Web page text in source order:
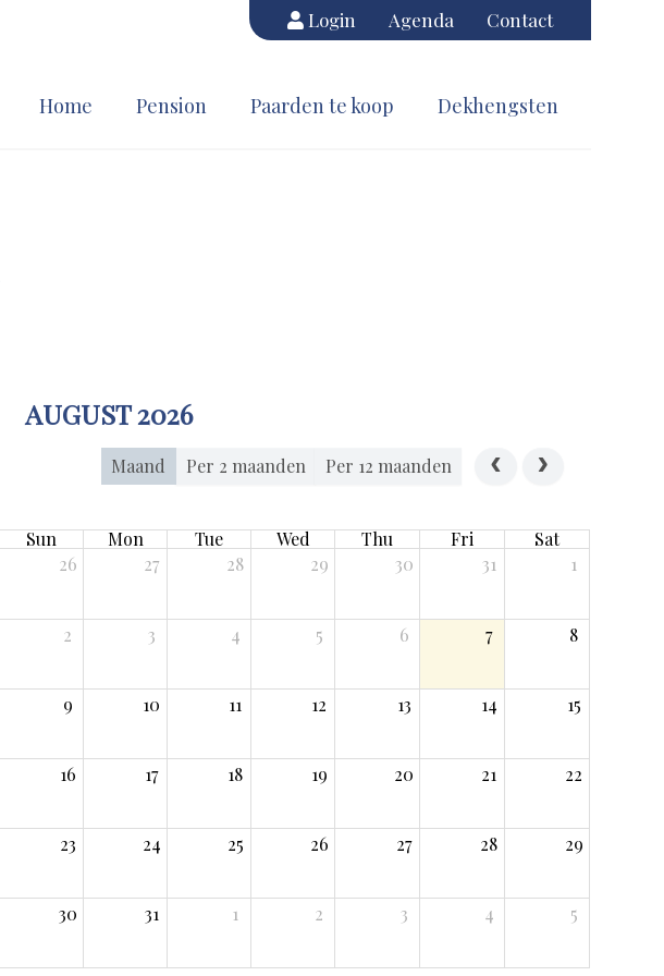
Login Agenda Contact
Home Pension Paarden te koop Dekhengsten
AUGUST 2026
Maand Per 2 maanden Per 12 maanden
Sun Mon Tue Wed Thu Fri
Sat
26
27 28 29 30 31 1
2 3 4 5 6 7 8
9 10 11 12 13 14 15
16 17 18 19 20 21 22
23 24 25 26 27 28 29
30 31 1 2 3 4 5